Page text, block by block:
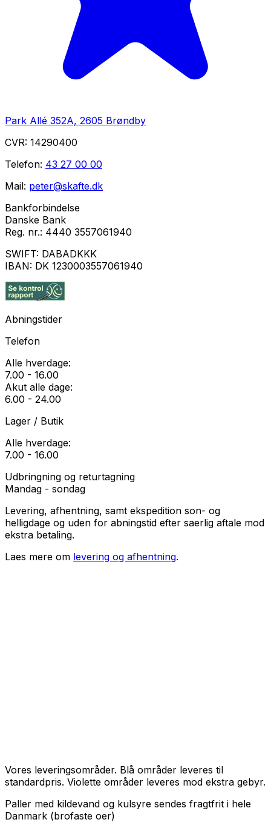
Park Allé 352A, 2605 Brøndby
CVR: 14290400
Telefon: 43 27 00 00
Mail: peter@skafte.dk
Bankforbindelse
Danske Bank
Reg. nr.: 4440 3557061940
SWIFT: DABADKKK
IBAN: DK 1230003557061940
Abningstider
Telefon
Alle hverdage:
7.00 - 16.00
Akut alle dage:
6.00 - 24.00
Lager / Butik
Alle hverdage:
7.00 - 16.00
Udbringning og returtagning
Mandag - sondag
Levering, afhentning, samt ekspedition son- og
helligdage og uden for abningstid efter saerlig aftale mod
ekstra betaling.
Laes mere om levering og afhentning.
Vores leveringsområder. Blå områder leveres til
standardpris. Violette områder leveres mod ekstra gebyr.
Paller med kildevand og kulsyre sendes fragtfrit i hele
Danmark (brofaste oer)